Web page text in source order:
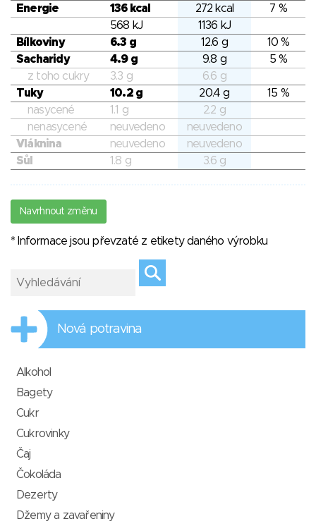
Energie 136 kcal 272 kcal
7 %
568 kJ
1136 kJ
Bílkoviny
6.3 g 12.6 g
10 %
Sacharidy
4.9 g 9.8 g
5 %
z toho cukry
3.3 g
6.6 g
Tuky
10.2 g 20.4 g
15 %
nasycené
1.1 g
2.2 g
nenasycené
neuvedeno
neuvedeno
Vláknina
neuvedeno
neuvedeno
Sůl
1.8 g 3.6 g
Navrhnout změnu
* Informace jsou převzaté z etikety daného výrobku
Nová potravina
Alkohol
Bagety
Cukr
Cukrovinky
Čaj
Čokoláda
Dezerty
Džemy a zavařeniny